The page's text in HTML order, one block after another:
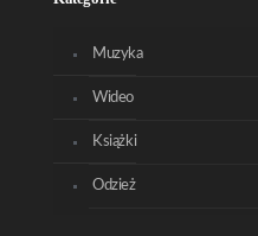
Muzyka
Wideo
Książki
Odzież